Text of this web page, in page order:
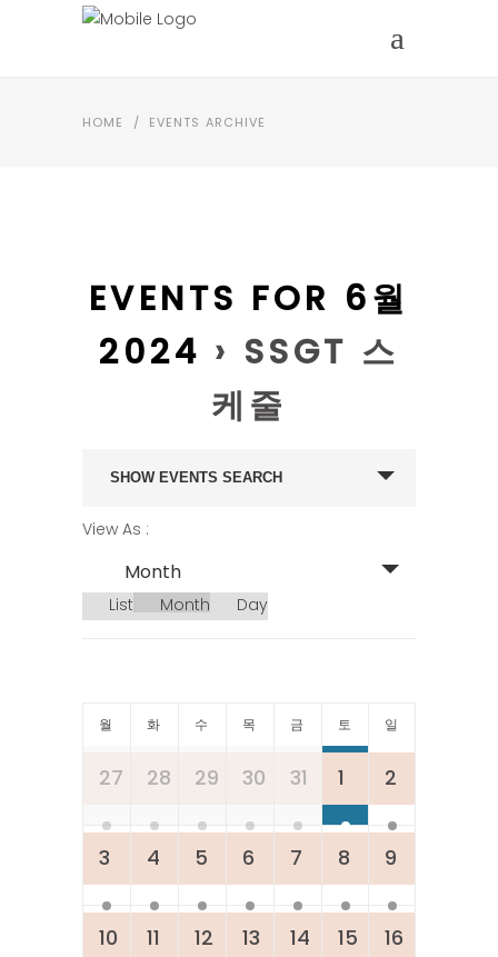
HOME / EVENTS ARCHIVE
EVENTS FOR 6월
2024 › SSGT 스
케줄
EVENTS
SEARCH
AND
VIEWS
NAVIGATION
SHOW EVENTS SEARCH
EVENT
VIEWS
NAVIGATION
View As
Month
List Month Day
CALENDAR
OF
월 화 수 목 금 토 일
27 28 29 30 31 1 2
3 4 5 6 7 8 9
10 11 12 13 14 15 16